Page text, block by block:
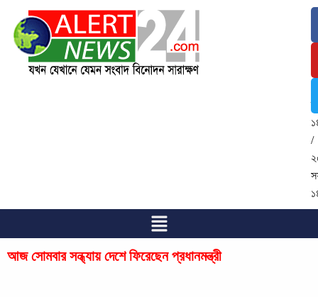
/
আজ সোমবার সন্ধ্যায় দেশে ফিরেছেন প্রধানমন্ত্রী